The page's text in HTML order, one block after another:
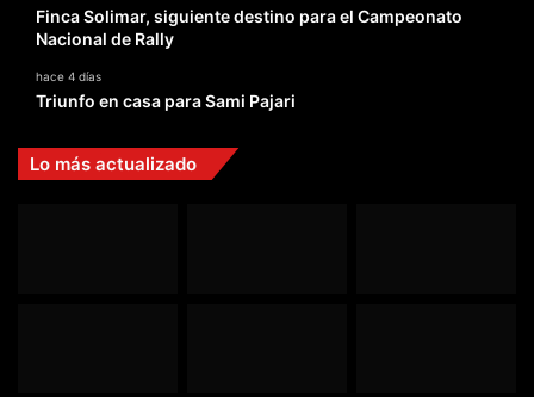
Finca Solimar, siguiente destino para el Campeonato
Nacional de Rally
hace 4 días
Triunfo en casa para Sami Pajari
Lo más actualizado